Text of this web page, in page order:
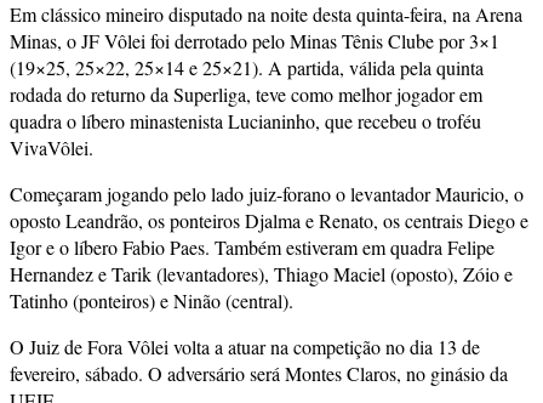
Em clássico mineiro disputado na noite desta quinta-feira, na Arena
Minas, o JF Vôlei foi derrotado pelo Minas Tênis Clube por 3×1
(19×25, 25×22, 25×14 e 25×21). A partida, válida pela quinta
rodada do returno da Superliga, teve como melhor jogador em
quadra o líbero minastenista Lucianinho, que recebeu o troféu
VivaVôlei.
Começaram jogando pelo lado juiz-forano o levantador Mauricio, o
oposto Leandrão, os ponteiros Djalma e Renato, os centrais Diego e
Igor e o líbero Fabio Paes. Também estiveram em quadra Felipe
Hernandez e Tarik (levantadores), Thiago Maciel (oposto), Zóio e
Tatinho (ponteiros) e Ninão (central).
O Juiz de Fora Vôlei volta a atuar na competição no dia 13 de
fevereiro, sábado. O adversário será Montes Claros, no ginásio da